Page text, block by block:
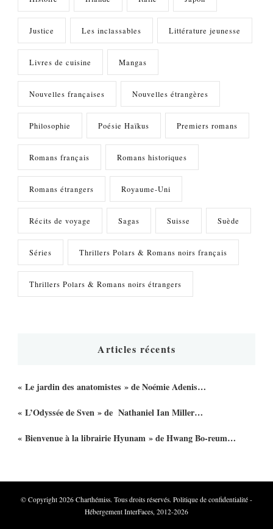
Justice Les inclassables Littérature jeunesse
Livres de cuisine Mangas
Nouvelles françaises Nouvelles étrangères
Philosophie Poésie Haïkus Premiers romans
Romans français Romans historiques
Romans étrangers Royaume-Uni
Récits de voyage Sagas Suisse Suède
Séries Thrillers Polars & Romans noirs français
Thrillers Polars & Romans noirs étrangers
Articles récents
« Le jardin des anatomistes » de Noémie Adenis…
« L’Odyssée de Sven » de Nathaniel Ian Miller…
« Bienvenue à la librairie Hyunam » de Hwang Bo-reum…
© Copyright 2026 Charthémiss. Tous droits réservés. Politique de confidentialité -
Hébergement InterFaces, 2012-2026